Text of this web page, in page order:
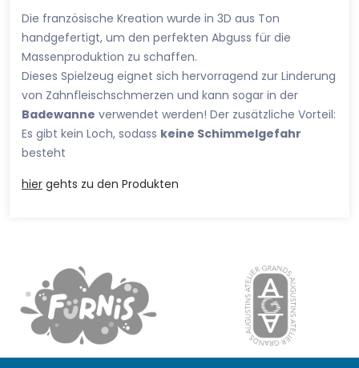
Die französische Kreation wurde in 3D aus Ton
handgefertigt, um den perfekten Abguss für die
Massenproduktion zu schaffen.
Dieses Spielzeug eignet sich hervorragend zur Linderung
von Zahnfleischschmerzen und kann sogar in der
Badewanne verwendet werden! Der zusätzliche Vorteil:
Es gibt kein Loch, sodass keine Schimmelgefahr
besteht
hier gehts zu den Produkten